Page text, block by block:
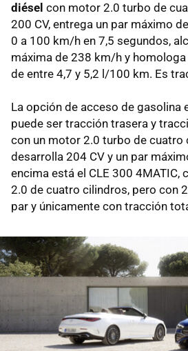
diésel con motor 2.0 turbo de
200 CV, entrega un par máximo
0 a 100 km/h en 7,5 segundos,
máxima de 238 km/h y
de entre 4,7 y 5,2 l/100 km. Es
La opción de acceso de gasolina
puede ser tracción trasera y
con un motor 2.0 turbo de cuatro
desarrolla 204 CV y un par
encima está el CLE 300 4MATIC,
2.0 de cuatro cilindros, pero con
par y únicamente con tracción